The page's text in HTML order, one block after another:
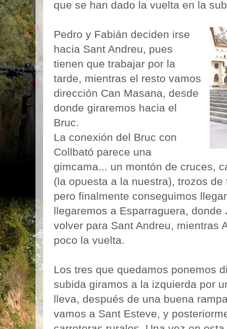
que se han dado la vuelta en la
Pedro y Fabián deciden irse
hacia Sant Andreu, pues
tienen que trabajar por la
tarde, mientras el resto vamos
dirección Can Masana, desde
donde giraremos hacia el
Bruc.
La conexión del Bruc con
Collbató parece una
gimcama... un montón de cruces,
(la opuesta a la nuestra), trozos
pero finalmente conseguimos
llegaremos a Esparraguera,
volver para Sant Andreu, mientras
poco la vuelta.
Los tres que quedamos ponemos
subida giramos a la izquierda por
lleva, después de una buena
vamos a Sant Esteve, y